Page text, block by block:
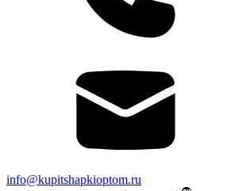
info@kupitshapkioptom.ru